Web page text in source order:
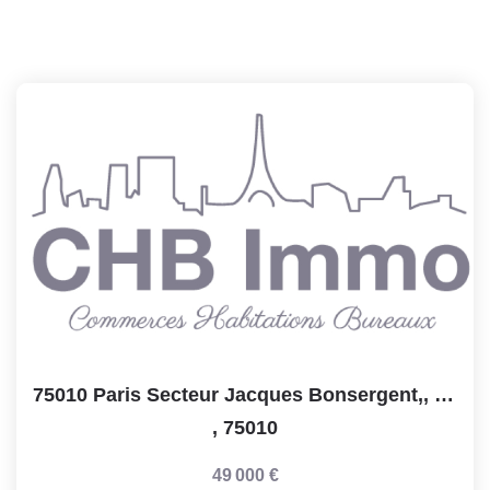
75010 Paris Secteur Jacques Bonsergent,, Salon De Coiffure...
, 75010
49 000 €